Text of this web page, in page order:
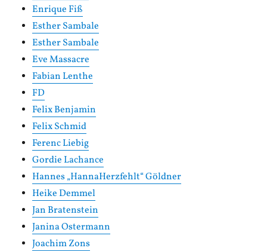
Enrique Fiß
Esther Sambale
Esther Sambale
Eve Massacre
Fabian Lenthe
FD
Felix Benjamin
Felix Schmid
Ferenc Liebig
Gordie Lachance
Hannes „HannaHerzfehlt“ Göldner
Heike Demmel
Jan Bratenstein
Janina Ostermann
Joachim Zons